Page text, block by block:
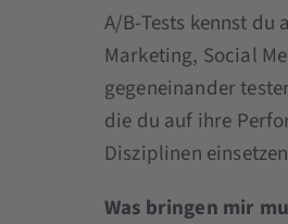
A/B-Tests kennst du
Marketing, Social
gegeneinander
die du auf ihre
Disziplinen
Was bringen mir